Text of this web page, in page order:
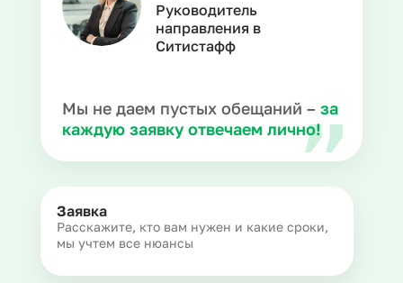
Руководитель
направления в
Ситистафф
Мы не даем пустых обещаний – за
каждую заявку отвечаем лично!
Заявка
Расскажите, кто вам нужен и какие сроки,
мы учтем все нюансы